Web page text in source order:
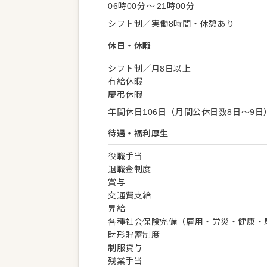
06時00分〜 21時00分
シフト制／実働8時間・休憩あり
休日・休暇
シフト制／月8日以上
有給休暇
慶弔休暇
年間休日106日（月間公休日数8日～9日）
待遇・福利厚生
役職手当
退職金制度
賞与
交通費支給
昇給
各種社会保険完備（雇用・労災・健康・
財形貯蓄制度
制服貸与
残業手当